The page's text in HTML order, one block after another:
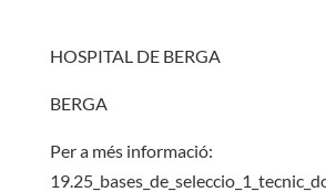
HOSPITAL DE BERGA
BERGA
Per a més informació: